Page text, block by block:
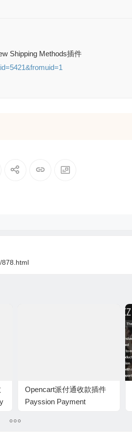
Shipping Methods插件
878.html
Opencart派付通收款插件
Payssion Payment